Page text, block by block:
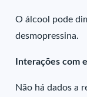
O álcool pode
desmopressina.
Interações com
Não há dados a